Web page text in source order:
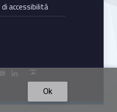
accessibilità
Veneto
Unioncamere Veneto
Linkedin Unioncamere Veneto Torna in cima ↑
Ok